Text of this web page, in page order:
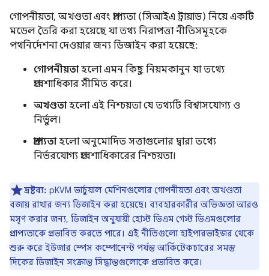
গোপনীয়তা, অখণ্ডতা এবং প্রাপ্যতা (সিআইএ ট্রায়াড) নিয়ে একটি
মডেল তৈরি করা হয়েছে যা তথ্য নিরাপত্তা নীতিসমূহকে
পথনির্দেশনা দেওয়ার জন্য ডিজাইন করা হয়েছে:
গোপনীয়তাহলো এমন কিছু নিয়মকানুন যা তথ্যে
প্রবেশাধিকার সীমিত করে।
অখণ্ডতাহলো এই নিশ্চয়তা যে তথ্যটি বিশ্বাসযোগ্য ও
নির্ভুল।
প্রাপ্যতাহলো অনুমোদিত সত্তাগুলোর দ্বারা তথ্যে
নির্ভরযোগ্য প্রবেশাধিকারের নিশ্চয়তা।
দ্রষ্টব্য: pKVM ভার্চুয়াল মেশিনগুলোর গোপনীয়তা এবং অখণ্ডতা
বজায় রাখার জন্য ডিজাইন করা হয়েছে। ব্যবহারকারীর অভিজ্ঞতা আরও
মসৃণ করার জন্য, ডিজাইন অনুযায়ী হোস্ট ভিএম গেস্ট ভিএমগুলোর
প্রাপ্যতাকে প্রভাবিত করতে পারে। এই নীতিগুলো হাইপারভাইজর থেকে
শুরু করে ইউজার স্পেস কম্পোনেন্ট পর্যন্ত আর্কিটেকচারের সমস্ত
দিকের ডিজাইন সংক্রান্ত সিদ্ধান্তগুলোকে প্রভাবিত করে।